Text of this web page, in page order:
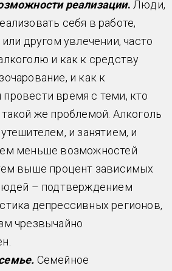
реализации. Люди,
себя в работе,
или другом увлечении, часто
и как к средству
и как к
время с теми, кто
же проблемой. Алкоголь
и занятием, и
меньше возможностей
выше процент зависимых
– подтверждением
депрессивных регионов,
чрезвычайно
Семейное